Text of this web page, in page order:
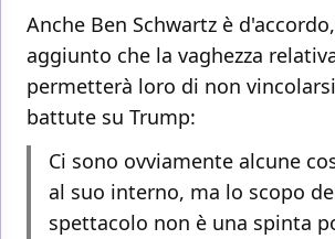
Anche Ben Schwartz è
aggiunto che la vaghezza
permetterà loro di non
battute su Trump:
Ci sono ovviamente alcune
al suo interno, ma lo scopo
spettacolo non è una spinta